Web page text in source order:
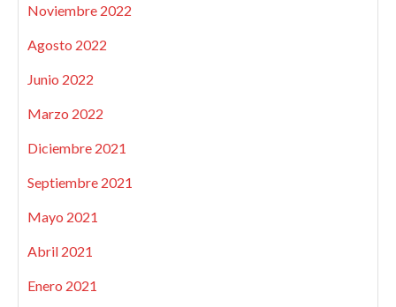
Noviembre 2022
Agosto 2022
Junio 2022
Marzo 2022
Diciembre 2021
Septiembre 2021
Mayo 2021
Abril 2021
Enero 2021